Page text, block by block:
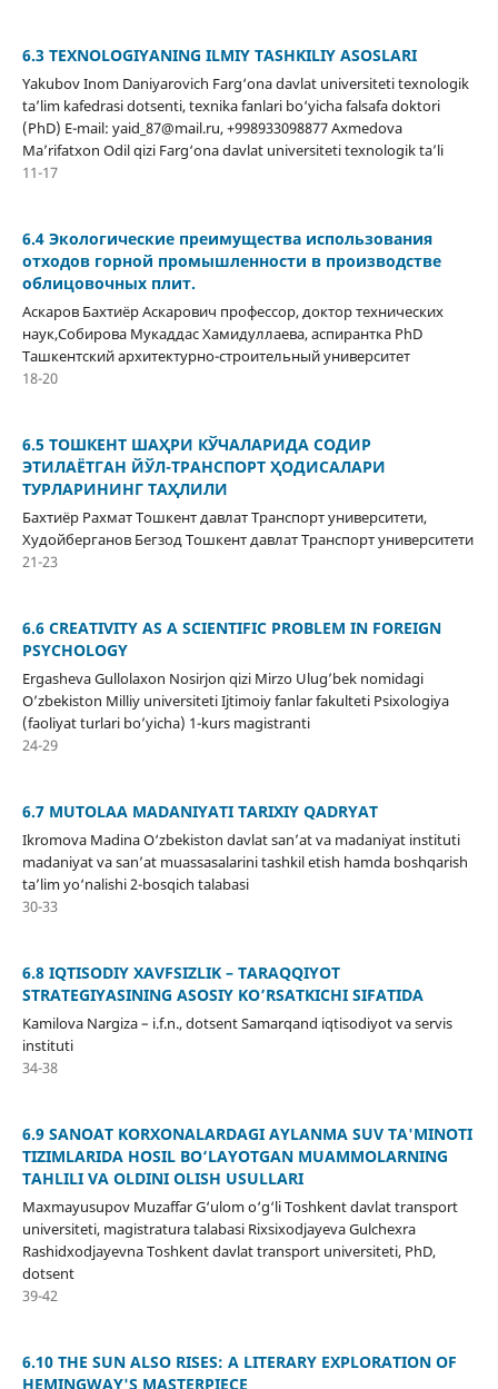
6.3 TEXNOLOGIYANING ILMIY TASHKILIY ASOSLARI
Yakubov Inom Daniyarovich Farg‘ona davlat universiteti texnologik
ta’lim kafedrasi dotsenti, texnika fanlari bo‘yicha falsafa doktori
(PhD) E-mail: yaid_87@mail.ru, +998933098877 Axmedova
Ma’rifatxon Odil qizi Farg‘ona davlat universiteti texnologik ta’li
11-17
6.4 Экологические преимущества использования
отходов горной промышленности в производстве
облицовочных плит.
Аскаров Бахтиёр Аскарович профессор, доктор технических
наук,Собирова Мукаддас Хамидуллаева, аспирантка PhD
Ташкентский архитектурно-строительный университет
18-20
6.5 ТОШКЕНТ ШAҲРИ КЎЧAЛАРИДА СOДИР
ЭТИЛAЁТГАН ЙЎЛ-ТРAНСПОРТ ҲOДИСAЛAРИ
ТУРЛAРИНИНГ ТАҲЛИЛИ
Бахтиёр Рахмат Тошкент давлат Транспорт университети,
Худойберганов Бегзод Тошкент давлат Транспорт университети
21-23
6.6 CREATIVITY AS A SCIENTIFIC PROBLEM IN FOREIGN
PSYCHOLOGY
Ergasheva Gullolaxon Nosirjon qizi Mirzo Ulug’bek nomidagi
O’zbekiston Milliy universiteti Ijtimoiy fanlar fakulteti Psixologiya
(faoliyat turlari bo’yicha) 1-kurs magistranti
24-29
6.7 MUTOLAA MADANIYATI TARIXIY QADRYAT
Ikromova Madina O‘zbekiston davlat san’at va madaniyat instituti
madaniyat va san’at muassasalarini tashkil etish hamda boshqarish
ta’lim yo‘nalishi 2-bosqich talabasi
30-33
6.8 IQTISODIY XAVFSIZLIK – TARAQQIYOT
STRATEGIYASINING ASOSIY KO’RSATKICHI SIFATIDA
Kamilova Nargiza – i.f.n., dotsent Samarqand iqtisodiyot va servis
instituti
34-38
6.9 SANOAT KORXONALARDAGI AYLANMA SUV TA'MINOTI
TIZIMLARIDA HOSIL BO‘LAYOTGAN MUAMMOLARNING
TAHLILI VA OLDINI OLISH USULLARI
Maxmayusupov Muzaffar G‘ulom o‘g‘li Toshkent davlat transport
universiteti, magistratura talabasi Rixsixodjayeva Gulchexra
Rashidxodjayevna Toshkent davlat transport universiteti, PhD,
dotsent
39-42
6.10 THE SUN ALSO RISES: A LITERARY EXPLORATION OF
HEMINGWAY'S MASTERPIECE